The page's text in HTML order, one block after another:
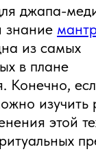
джапа-
знание
из самых
в плане
Конечно,
изучить
этой